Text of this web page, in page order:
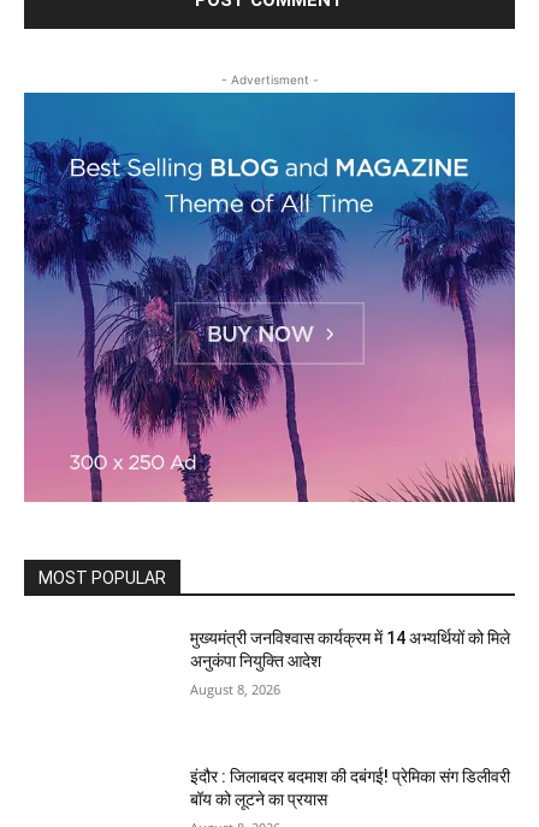
- Advertisment -
MOST POPULAR
मुख्यमंत्री जनविश्वास कार्यक्रम में 14 अभ्यर्थियों को मिले
अनुकंपा नियुक्ति आदेश
August 8, 2026
इंदौर : जिलाबदर बदमाश की दबंगई! प्रेमिका संग डिलीवरी
बॉय को लूटने का प्रयास